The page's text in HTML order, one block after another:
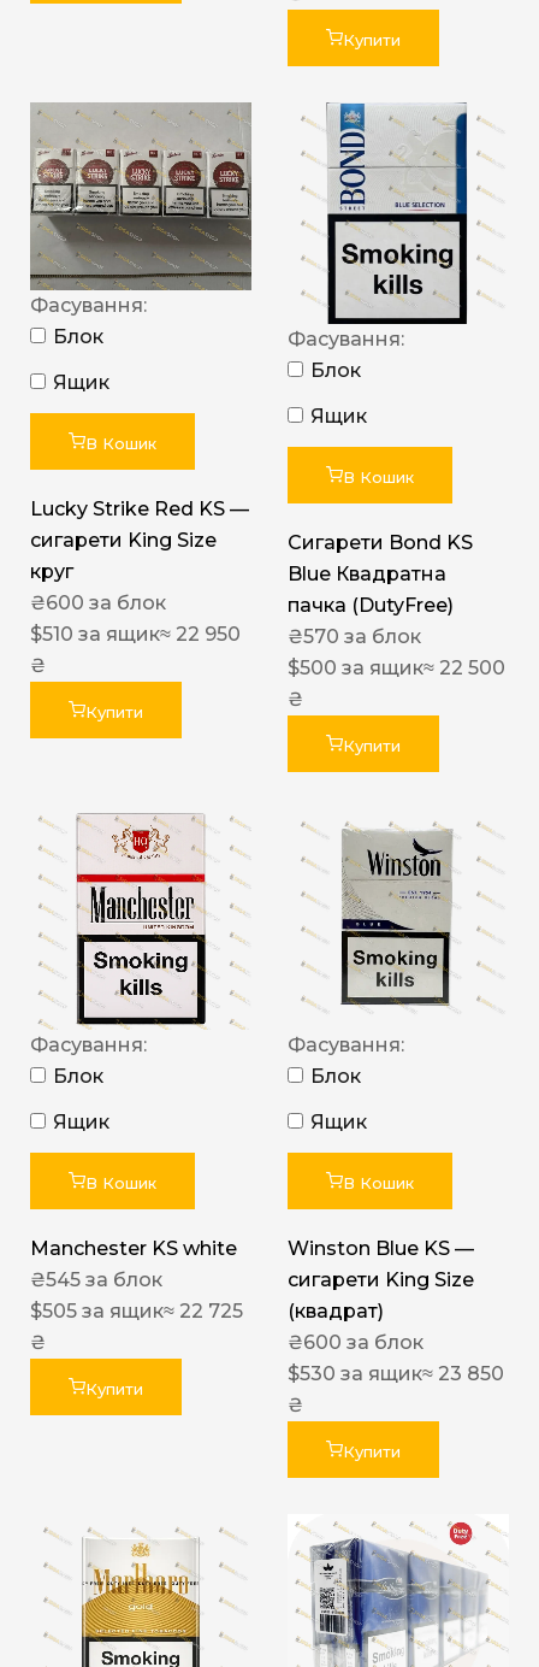
Купити
Фасування:
Блок
Ящик
В Кошик
Lucky Strike Red KS —
сигарети King Size
круг
₴600 за блок
$510 за ящик≈ 22 950
₴
Купити
Фасування:
Блок
Ящик
В Кошик
Сигарети Bond KS
Blue Квадратна
пачка (DutyFree)
₴570 за блок
$500 за ящик≈ 22 500
₴
Купити
Фасування:
Блок
Ящик
В Кошик
Manchester KS white
₴545 за блок
$505 за ящик≈ 22 725
₴
Купити
Фасування:
Блок
Ящик
В Кошик
Winston Blue KS —
сигарети King Size
(квадрат)
₴600 за блок
$530 за ящик≈ 23 850
₴
Купити